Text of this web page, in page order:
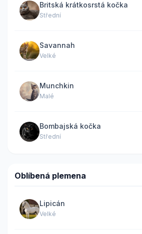
Britská krátkosrstá kočka
Střední
Savannah
Velké
Munchkin
Malé
Bombajská kočka
Střední
Oblíbená plemena
Lipicán
Velké